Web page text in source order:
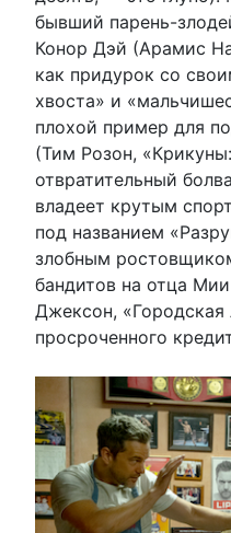
бывший парень-
Конор Дэй (Арамис
как придурок со
хвоста» и
плохой пример для
(Тим Розон,
отвратительный
владеет крутым
под названием
злобным
бандитов на отца
Джексон, «Городская
просроченного